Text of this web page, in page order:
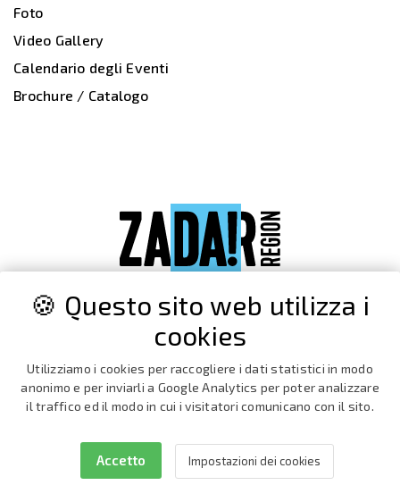
Foto
Video Gallery
Calendario degli Eventi
Brochure / Catalogo
🍪 Questo sito web utilizza i
cookies
Utilizziamo i cookies per raccogliere i dati statistici in modo
anonimo e per inviarli a Google Analytics per poter analizzare
il traffico ed il modo in cui i visitatori comunicano con il sito.
Accetto Impostazioni dei cookies